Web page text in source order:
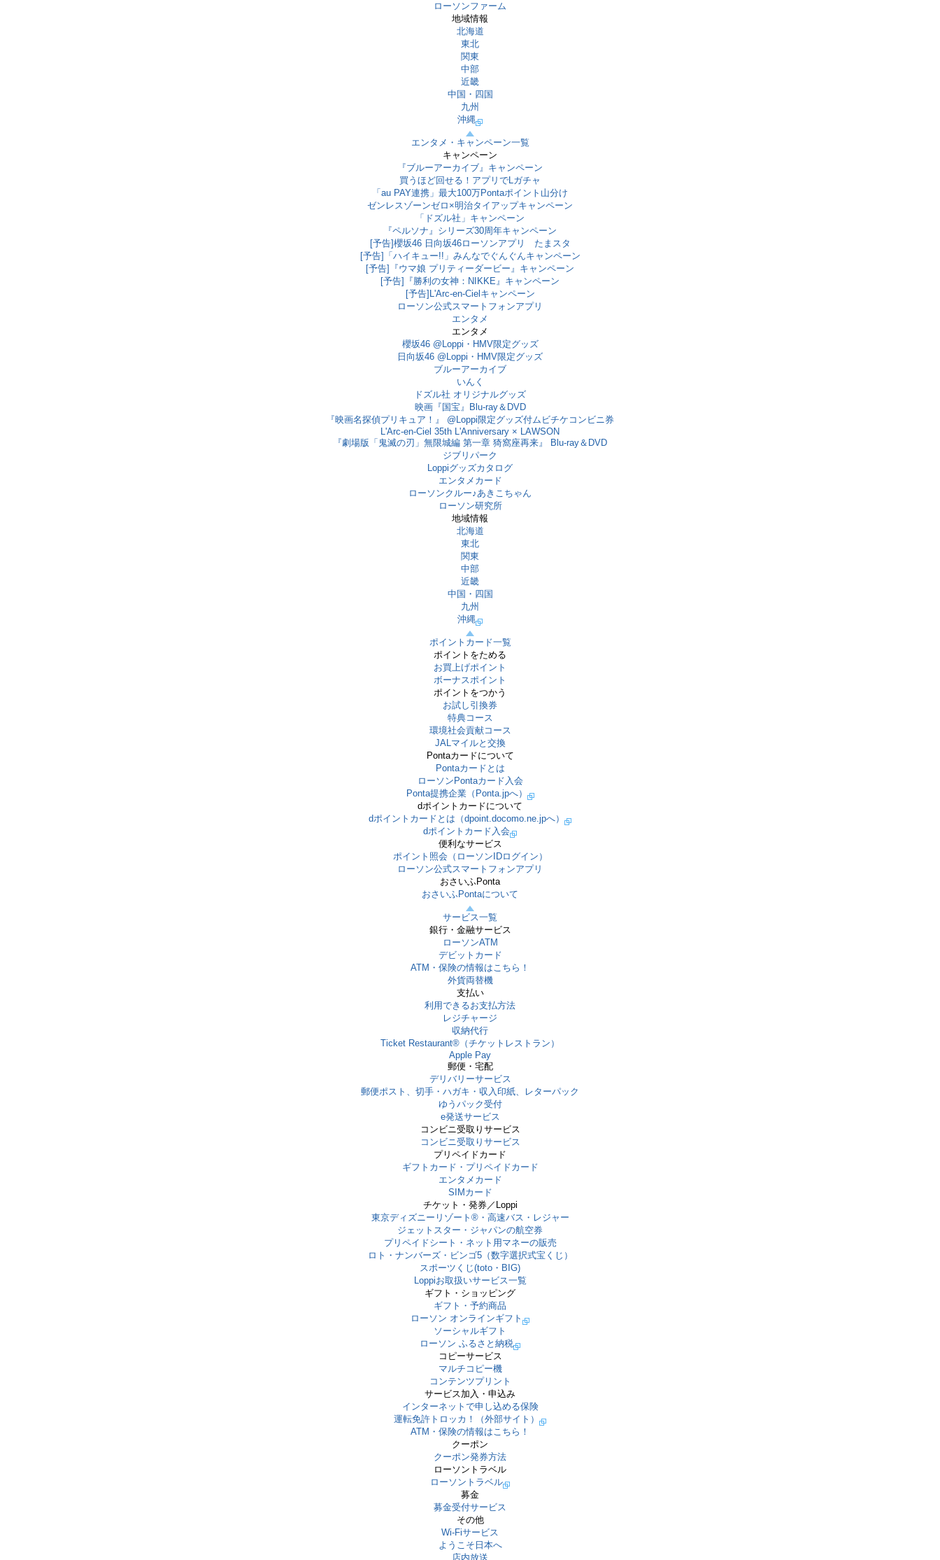
ローソンファーム
地域情報
北海道
東北
関東
中部
近畿
中国・四国
九州
沖縄
エンタメ・キャンペーン一覧
キャンペーン
『ブルーアーカイブ』キャンペーン
買うほど回せる！アプリでLガチャ
「au PAY連携」最大100万Pontaポイント山分け
ゼンレスゾーンゼロ×明治タイアップキャンペーン
「ドズル社」キャンペーン
『ペルソナ』シリーズ30周年キャンペーン
[予告]櫻坂46 日向坂46ローソンアプリ たまスタ
[予告]「ハイキュー!!」みんなでぐんぐんキャンペーン
[予告]『ウマ娘 プリティーダービー』キャンペーン
[予告]『勝利の女神：NIKKE』キャンペーン
[予告]L'Arc-en-Cielキャンペーン
ローソン公式スマートフォンアプリ
エンタメ
エンタメ
櫻坂46 @Loppi・HMV限定グッズ
日向坂46 @Loppi・HMV限定グッズ
ブルーアーカイブ
いんく
ドズル社 オリジナルグッズ
映画『国宝』Blu-ray＆DVD
『映画名探偵プリキュア！』 @Loppi限定グッズ付ムビチケコンビニ券
L'Arc-en-Ciel 35th L'Anniversary × LAWSON
『劇場版「鬼滅の刃」無限城編 第一章 猗窩座再来』 Blu-ray＆DVD
ジブリパーク
Loppiグッズカタログ
エンタメカード
ローソンクルー♪あきこちゃん
ローソン研究所
地域情報
北海道
東北
関東
中部
近畿
中国・四国
九州
沖縄
ポイントカード一覧
ポイントをためる
お買上げポイント
ボーナスポイント
ポイントをつかう
お試し引換券
特典コース
環境社会貢献コース
JALマイルと交換
Pontaカードについて
Pontaカードとは
ローソンPontaカード入会
Ponta提携企業（Ponta.jpへ）
dポイントカードについて
dポイントカードとは（dpoint.docomo.ne.jpへ）
dポイントカード入会
便利なサービス
ポイント照会（ローソンIDログイン）
ローソン公式スマートフォンアプリ
おさいふPonta
おさいふPontaについて
サービス一覧
銀行・金融サービス
ローソンATM
デビットカード
ATM・保険の情報はこちら！
外貨両替機
支払い
利用できるお支払方法
レジチャージ
収納代行
Ticket Restaurant®（チケットレストラン）
Apple Pay
郵便・宅配
デリバリーサービス
郵便ポスト、切手・ハガキ・収入印紙、レターパック
ゆうパック受付
e発送サービス
コンビニ受取りサービス
コンビニ受取りサービス
プリペイドカード
ギフトカード・プリペイドカード
エンタメカード
SIMカード
チケット・発券／Loppi
東京ディズニーリゾート®・⾼速バス・レジャー
ジェットスター・ジャパンの航空券
プリペイドシート・ネット用マネーの販売
ロト・ナンバーズ・ビンゴ5（数字選択式宝くじ）
スポーツくじ(toto・BIG)
Loppiお取扱いサービス一覧
ギフト・ショッピング
ギフト・予約商品
ローソン オンラインギフト
ソーシャルギフト
ローソン ふるさと納税
コピーサービス
マルチコピー機
コンテンツプリント
サービス加入・申込み
インターネットで申し込める保険
運転免許トロッカ！（外部サイト）
ATM・保険の情報はこちら！
クーポン
クーポン発券方法
ローソントラベル
ローソントラベル
募金
募金受付サービス
その他
Wi-Fiサービス
ようこそ日本へ
店内放送